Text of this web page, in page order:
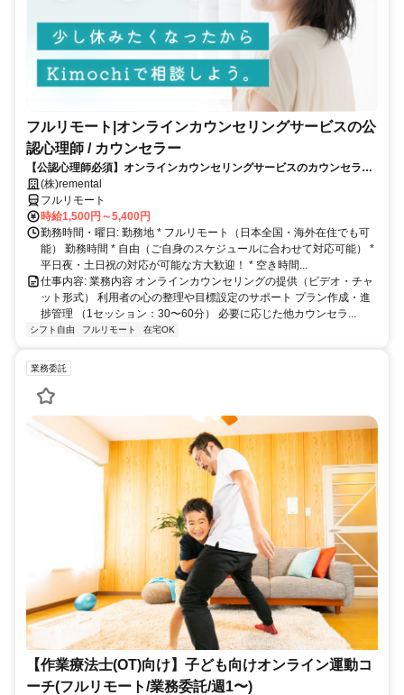
フルリモート|オンラインカウンセリングサービスの公
認心理師 / カウンセラー
【公認心理師必須】オンラインカウンセリングサービスのカウンセラー
募集｜30-50代女性活躍中
(株)remental
フルリモート
時給1,500円～5,400円
勤務時間・曜日: 勤務地 * フルリモート（日本全国・海外在住でも可
能） 勤務時間 * 自由（ご自身のスケジュールに合わせて対応可能） *
平日夜・土日祝の対応が可能な方大歓迎！ * 空き時間...
仕事内容: 業務内容 オンラインカウンセリングの提供（ビデオ・チャ
ット形式） 利用者の心の整理や目標設定のサポート プラン作成・進
捗管理 （1セッション：30〜60分） 必要に応じた他カウンセラ...
シフト自由 フルリモート 在宅OK
業務委託
【作業療法士(OT)向け】子ども向けオンライン運動コ
ーチ(フルリモート/業務委託/週1〜)